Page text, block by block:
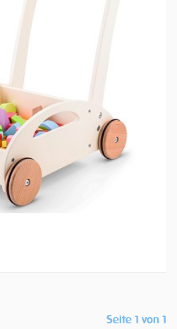
Seite 1 von 1